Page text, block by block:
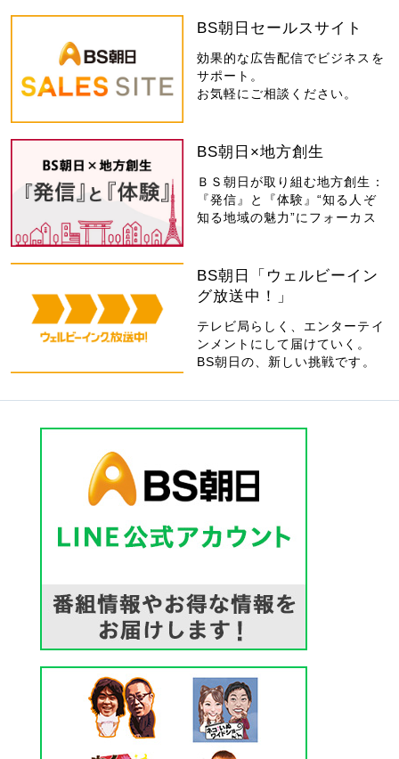
BS朝日セールスサイト
効果的な広告配信でビジネスを
サポート。
お気軽にご相談ください。
BS朝日×地方創生
ＢＳ朝日が取り組む地方創生：
『発信』と『体験』“知る人ぞ
知る地域の魅力”にフォーカス
BS朝日「ウェルビーイン
グ放送中！」
テレビ局らしく、エンターテイ
ンメントにして届けていく。
BS朝日の、新しい挑戦です。